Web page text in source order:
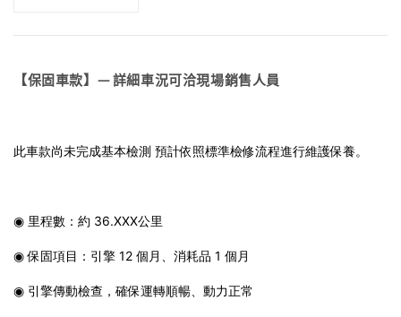
【保固車款】— 詳細車況可洽現場銷售人員
此車款尚未完成基本檢測 預計依照標準檢修流程進行維護保養。
◉ 里程數：約 36.XXX公里
◉ 保固項目：引擎 12 個月、消耗品 1 個月
◉ 引擎傳動檢查，確保運轉順暢、動力正常